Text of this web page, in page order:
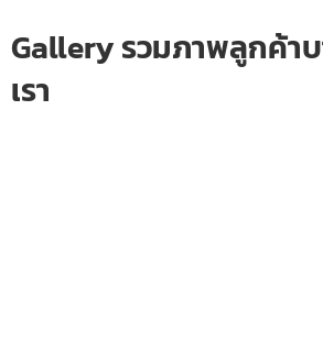
Gallery รวมภาพลูกค้า
เรา